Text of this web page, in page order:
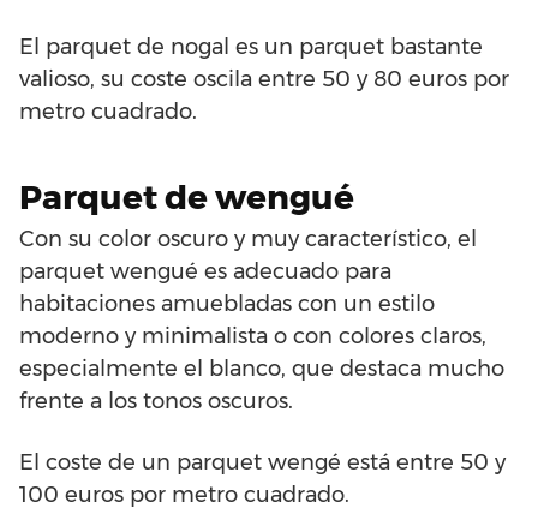
El parquet de nogal es un parquet bastante
valioso, su coste oscila entre 50 y 80 euros por
metro cuadrado.
Parquet de wengué
Con su color oscuro y muy característico, el
parquet wengué es adecuado para
habitaciones amuebladas con un estilo
moderno y minimalista o con colores claros,
especialmente el blanco, que destaca mucho
frente a los tonos oscuros.
El coste de un parquet wengé está entre 50 y
100 euros por metro cuadrado.